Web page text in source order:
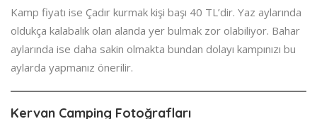
Kamp fiyatı ise Çadır kurmak kişi başı 40 TL’dir. Yaz aylarında
oldukça kalabalık olan alanda yer bulmak zor olabiliyor. Bahar
aylarında ise daha sakin olmakta bundan dolayı kampınızı bu
aylarda yapmanız önerilir.
Kervan Camping Fotoğrafları